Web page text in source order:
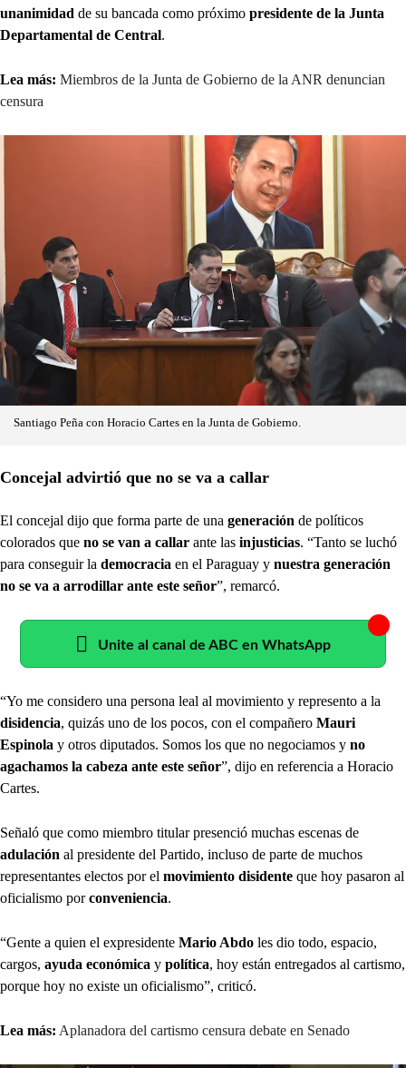
unanimidad de su bancada como próximo presidente de la Junta
Departamental de Central.
Lea más: Miembros de la Junta de Gobierno de la ANR denuncian
censura
Santiago Peña con Horacio Cartes en la Junta de Gobierno.
Concejal advirtió que no se va a callar
El concejal dijo que forma parte de una generación de políticos
colorados que no se van a callar ante las injusticias. “Tanto se luchó
para conseguir la democracia en el Paraguay y nuestra generación
no se va a arrodillar ante este señor”, remarcó.
Unite al canal de ABC en WhatsApp
“Yo me considero una persona leal al movimiento y represento a la
disidencia, quizás uno de los pocos, con el compañero Mauri
Espinola y otros diputados. Somos los que no negociamos y no
agachamos la cabeza ante este señor”, dijo en referencia a Horacio
Cartes.
Señaló que como miembro titular presenció muchas escenas de
adulación al presidente del Partido, incluso de parte de muchos
representantes electos por el movimiento disidente que hoy pasaron al
oficialismo porconveniencia.
“Gente a quien el expresidente Mario Abdo les dio todo, espacio,
cargos, ayuda económica y política, hoy están entregados al cartismo,
porque hoy no existe un oficialismo”, criticó.
Lea más: Aplanadora del cartismo censura debate en Senado